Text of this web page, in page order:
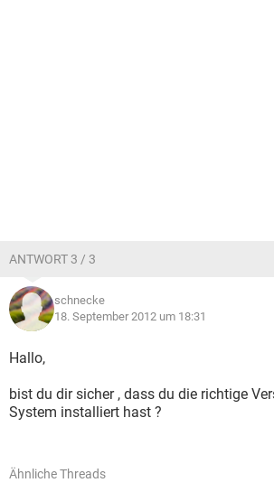
ANTWORT 3 / 3
schnecke
18. September 2012 um 18:31
Hallo,
bist du dir sicher , dass du die richtige
System installiert hast ?
Ähnliche Threads